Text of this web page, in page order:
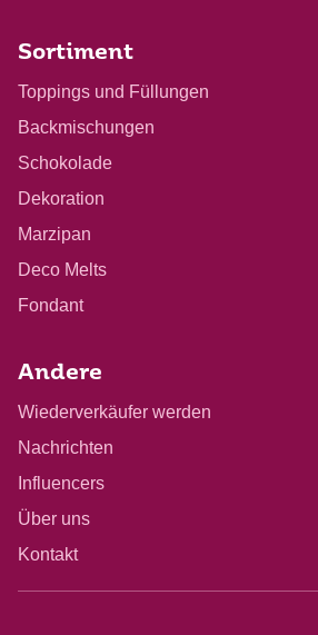
Sortiment
Toppings und Füllungen
Backmischungen
Schokolade
Dekoration
Marzipan
Deco Melts
Fondant
Andere
Wiederverkäufer werden
Nachrichten
Influencers
Über uns
Kontakt